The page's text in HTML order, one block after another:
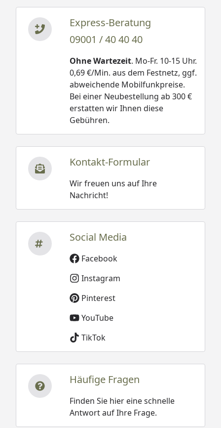
Express-Beratung
09001 / 40 40 40
Ohne Wartezeit. Mo-Fr. 10-15 Uhr.
0,69 €/Min. aus dem Festnetz, ggf.
abweichende Mobilfunkpreise.
Bei einer Neubestellung ab 300 €
erstatten wir Ihnen diese
Gebühren.
Kontakt-Formular
Wir freuen uns auf Ihre
Nachricht!
Social Media
Facebook
Instagram
Pinterest
YouTube
TikTok
Häufige Fragen
Finden Sie hier eine schnelle
Antwort auf Ihre Frage.